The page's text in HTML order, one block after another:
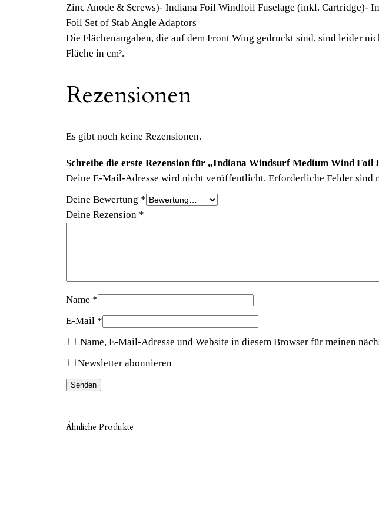
Zinc Anode & Screws)- Indiana Foil Windfoil Fuselage (inkl. Cartridge)-
Foil Set of Stab Angle Adaptors
Die Flächenangaben, die auf dem Front Wing gedruckt sind, sind leider
Fläche in cm².
Rezensionen
Es gibt noch keine Rezensionen.
Schreibe die erste Rezension für „Indiana Windsurf Medium Wind Foil
Deine E-Mail-Adresse wird nicht veröffentlicht. Erforderliche Felder sind
Deine Bewertung *
Deine Rezension *
Name *
E-Mail *
Name, E-Mail-Adresse und Website in diesem Browser für meinen
Newsletter abonnieren
Ähnliche Produkte